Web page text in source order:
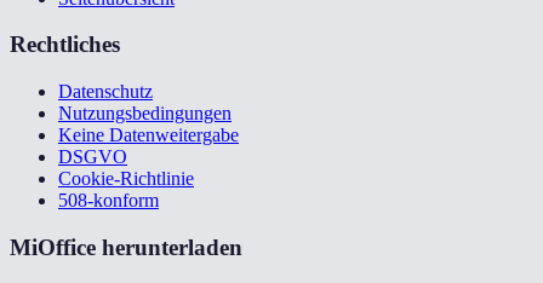
Rechtliches
Datenschutz
Nutzungsbedingungen
Keine Datenweitergabe
DSGVO
Cookie-Richtlinie
508-konform
MiOffice herunterladen